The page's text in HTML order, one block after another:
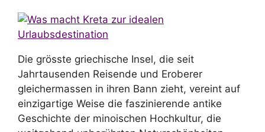
Die grösste griechische Insel, die seit
Jahrtausenden Reisende und Eroberer
gleichermassen in ihren Bann zieht, vereint auf
einzigartige Weise die faszinierende antike
Geschichte der minoischen Hochkultur, die